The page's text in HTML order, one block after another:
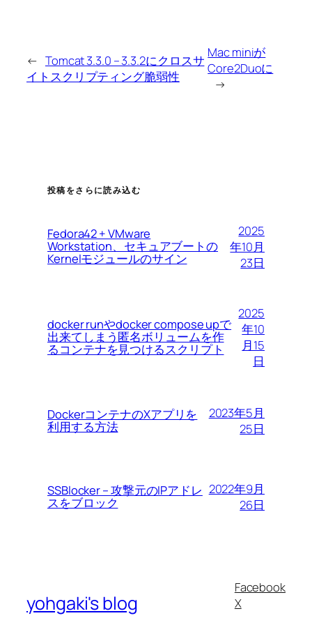
← Tomcat 3.3.0 – 3.3.2にクロスサ
イトスクリプティング脆弱性
Mac miniが
Core2Duoに
→
投稿をさらに読み込む
Fedora42 + VMware
Workstation、セキュアブートの
Kernelモジュールのサイン
2025
年10月
23日
docker runやdocker compose upで
出来てしまう匿名ボリュームを作
るコンテナを見つけるスクリプト
2025
年10
月15
日
DockerコンテナのXアプリを
利用する方法
2023年5月
25日
SSBlocker – 攻撃元のIPアドレ
スをブロック
2022年9月
26日
yohgaki's blog
Facebook
X